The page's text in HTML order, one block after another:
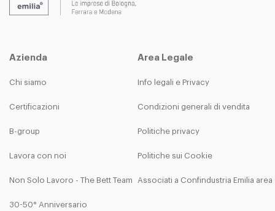
Azienda
Chi siamo
Certificazioni
B-group
Lavora con noi
Non Solo Lavoro - The Bett Team
30-50° Anniversario
Area Legale
Info legali e Privacy
Condizioni generali di vendita
Politiche privacy
Politiche sui Cookie
Associati a Confindustria Emilia